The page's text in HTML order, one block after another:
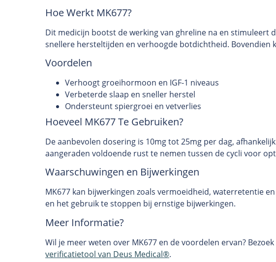
Hoe Werkt MK677?
Dit medicijn bootst de werking van ghreline na en
snellere hersteltijden en verhoogde botdichtheid.
Voordelen
Verhoogt groeihormoon en IGF-1 niveaus
Verbeterde slaap en sneller herstel
Ondersteunt spiergroei en vetverlies
Hoeveel MK677 Te Gebruiken?
De aanbevolen dosering is 10mg tot 25mg per dag,
aangeraden voldoende rust te nemen tussen de cycli voor
Waarschuwingen en Bijwerkingen
MK677 kan bijwerkingen zoals vermoeidheid, waterretentie
en het gebruik te stoppen bij ernstige bijwerkingen.
Meer Informatie?
Wil je meer weten over MK677 en de voordelen ervan? Bezoek
verificatietool van Deus Medical®.